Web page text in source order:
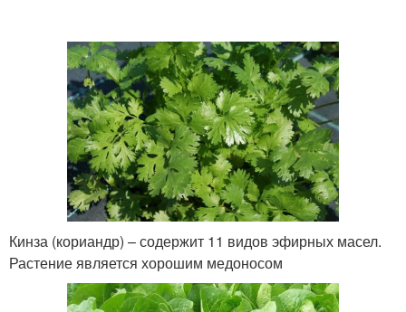
Кинза (кориандр) – содержит 11 видов эфирных масел.
Растение является хорошим медоносом